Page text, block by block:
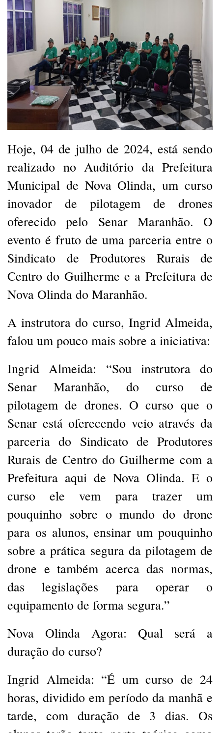
Hoje, 04 de julho de 2024, está sendo
realizado no Auditório da Prefeitura
Municipal de Nova Olinda, um curso
inovador de pilotagem de drones
oferecido pelo Senar Maranhão. O
evento é fruto de uma parceria entre o
Sindicato de Produtores Rurais de
Centro do Guilherme e a Prefeitura de
Nova Olinda do Maranhão.
A instrutora do curso, Ingrid Almeida,
falou um pouco mais sobre a iniciativa:
Ingrid Almeida: “Sou instrutora do
Senar Maranhão, do curso de
pilotagem de drones. O curso que o
Senar está oferecendo veio através da
parceria do Sindicato de Produtores
Rurais de Centro do Guilherme com a
Prefeitura aqui de Nova Olinda. E o
curso ele vem para trazer um
pouquinho sobre o mundo do drone
para os alunos, ensinar um pouquinho
sobre a prática segura da pilotagem de
drone e também acerca das normas,
das legislações para operar o
equipamento de forma segura.”
Nova Olinda Agora: Qual será a
duração do curso?
Ingrid Almeida: “É um curso de 24
horas, dividido em período da manhã e
tarde, com duração de 3 dias. Os